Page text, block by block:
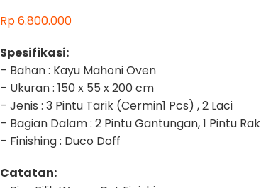
Rp6.800.000
Spesifikasi:
– Bahan : Kayu Mahoni Oven
– Ukuran : 150 x 55 x 200 cm
– Jenis : 3 Pintu Tarik (Cermin1 Pcs) , 2 Laci
– Bagian Dalam : 2 Pintu Gantungan, 1 Pintu Rak
– Finishing : Duco Doff
Catatan: